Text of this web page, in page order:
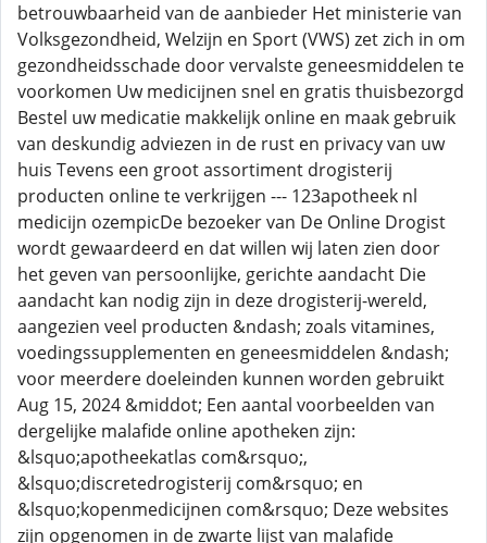
betrouwbaarheid van de aanbieder Het ministerie van
Volksgezondheid, Welzijn en Sport (VWS) zet zich in om
gezondheidsschade door vervalste geneesmiddelen te
voorkomen Uw medicijnen snel en gratis thuisbezorgd
Bestel uw medicatie makkelijk online en maak gebruik
van deskundig adviezen in de rust en privacy van uw
huis Tevens een groot assortiment drogisterij
producten online te verkrijgen --- 123apotheek nl
medicijn ozempicDe bezoeker van De Online Drogist
wordt gewaardeerd en dat willen wij laten zien door
het geven van persoonlijke, gerichte aandacht Die
aandacht kan nodig zijn in deze drogisterij-wereld,
aangezien veel producten &ndash; zoals vitamines,
voedingssupplementen en geneesmiddelen &ndash;
voor meerdere doeleinden kunnen worden gebruikt
Aug 15, 2024 &middot; Een aantal voorbeelden van
dergelijke malafide online apotheken zijn:
&lsquo;apotheekatlas com&rsquo;,
&lsquo;discretedrogisterij com&rsquo; en
&lsquo;kopenmedicijnen com&rsquo; Deze websites
zijn opgenomen in de zwarte lijst van malafide